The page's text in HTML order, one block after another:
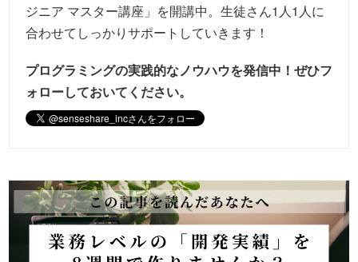
ジニア マスター講座」を開講中。生徒さん1人1人に
合わせてしっかりサポートしていきます！
プログラミングの実践的なノウハウを発信中！ ぜひフ
ォローしておいてください。